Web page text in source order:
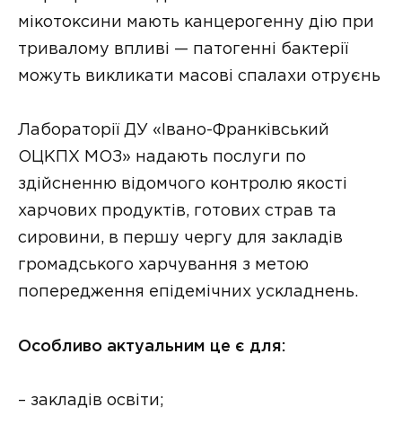
мікотоксини мають канцерогенну дію при
тривалому впливі — патогенні бактерії
можуть викликати масові спалахи отруєнь
Лабораторії ДУ «Івано-Франківський
ОЦКПХ МОЗ» надають послуги по
здійсненню відомчого контролю якості
харчових продуктів, готових страв та
сировини, в першу чергу для закладів
громадського харчування з метою
попередження епідемічних ускладнень.
Особливо актуальним це є для:
– закладів освіти;